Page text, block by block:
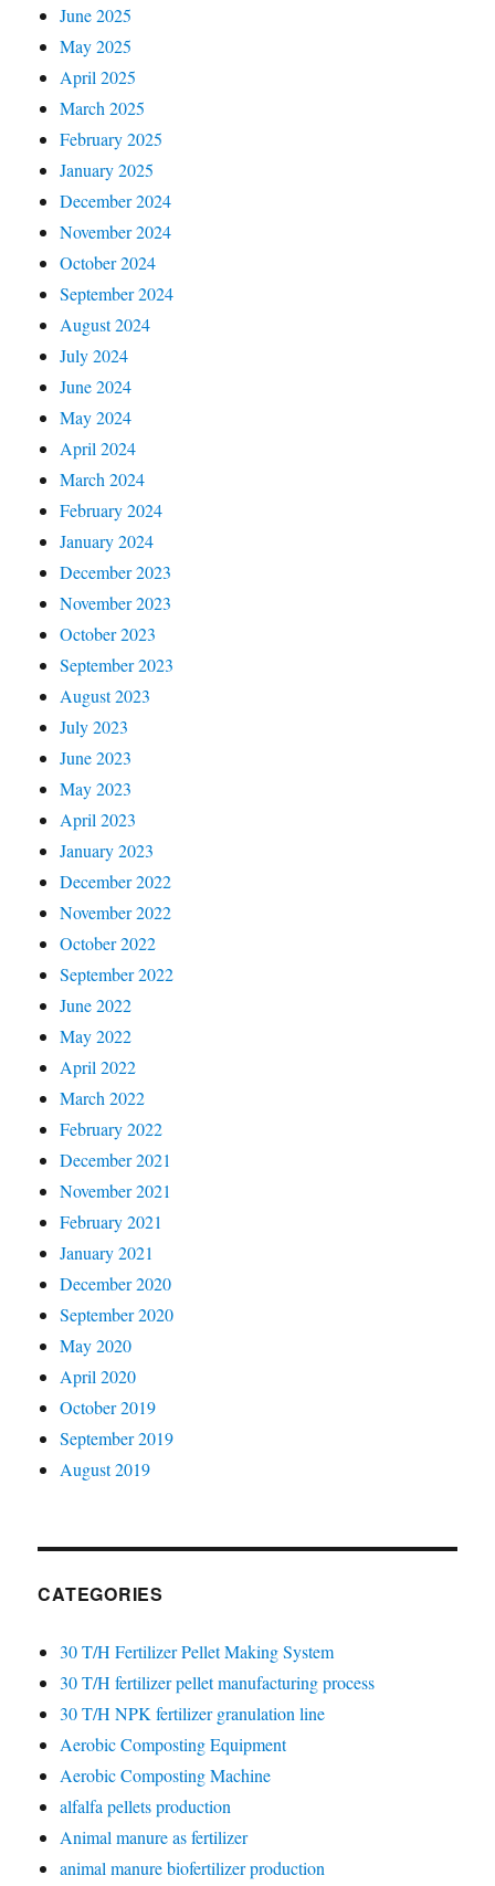
June 2025
May 2025
April 2025
March 2025
February 2025
January 2025
December 2024
November 2024
October 2024
September 2024
August 2024
July 2024
June 2024
May 2024
April 2024
March 2024
February 2024
January 2024
December 2023
November 2023
October 2023
September 2023
August 2023
July 2023
June 2023
May 2023
April 2023
January 2023
December 2022
November 2022
October 2022
September 2022
June 2022
May 2022
April 2022
March 2022
February 2022
December 2021
November 2021
February 2021
January 2021
December 2020
September 2020
May 2020
April 2020
October 2019
September 2019
August 2019
CATEGORIES
30 T/H Fertilizer Pellet Making System
30 T/H fertilizer pellet manufacturing process
30 T/H NPK fertilizer granulation line
Aerobic Composting Equipment
Aerobic Composting Machine
alfalfa pellets production
Animal manure as fertilizer
animal manure biofertilizer production